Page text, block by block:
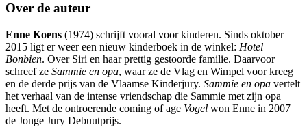
Over de auteur
Enne Koens (1974) schrijft vooral voor kinderen. Sinds oktober
2015 ligt er weer een nieuw kinderboek in de winkel: Hotel
Bonbien. Over Siri en haar prettig gestoorde familie. Daarvoor
schreef ze Sammie en opa, waar ze de Vlag en Wimpel voor kreeg
en de derde prijs van de Vlaamse Kinderjury. Sammie en opa vertelt
het verhaal van de intense vriendschap die Sammie met zijn opa
heeft. Met de ontroerende coming of age Vogel won Enne in 2007
de Jonge Jury Debuutprijs.